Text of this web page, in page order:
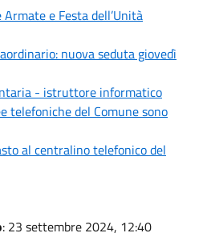
e Festa dell’Unità
nuova seduta giovedì
- istruttore informatico
telefoniche del Comune sono
al centralino telefonico del
: 23 settembre 2024, 12:40